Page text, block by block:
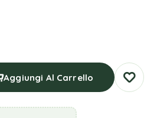
Aggiungi Al Carrello